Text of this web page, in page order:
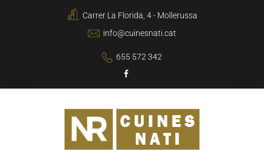
Carrer La Florida, 4 - Mollerussa
info@cuinesnati.cat
655 572 342